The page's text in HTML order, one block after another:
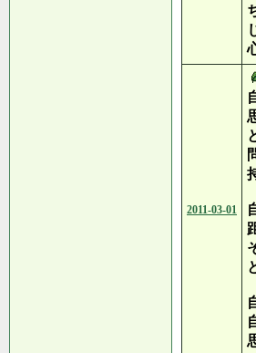
2011-03-01